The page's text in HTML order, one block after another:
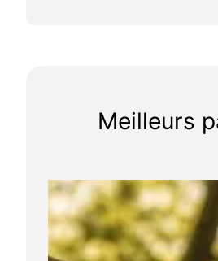
Meilleurs